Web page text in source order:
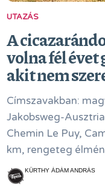
UTAZÁS
A
volna fél
akit nem
Címszavakban:
Jakobsweg-
Chemin Le Puy,
km, rengeteg
KÜRTHY ÁDÁM ANDRÁS